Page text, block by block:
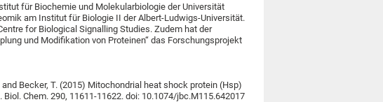
für Biochemie und Molekularbiologie der Universität
am Institut für Biologie II der Albert-Ludwigs-Universität.
for Biological Signalling Studies. Zudem hat der
und Modifikation von Proteinen“ das Forschungsprojekt
Becker, T. (2015) Mitochondrial heat shock protein (Hsp)
Chem. 290, 11611-11622. doi: 10.1074/jbc.M115.642017